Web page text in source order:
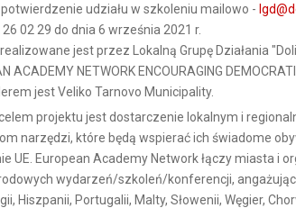
udziału w szkoleniu mailowo -
02 29 do dnia 6 września 2021 r.
jest przez Lokalną Grupę Działania
ACADEMY NETWORK ENCOURAGING
jest Veliko Tarnovo Municipality.
projektu jest dostarczenie lokalnym i
narzędzi, które będą wspierać ich świadome
UE. European Academy Network łączy miasta i
wydarzeń/szkoleń/konferencji, angażując
Hiszpanii, Portugalii, Malty, Słowenii, Węgier,